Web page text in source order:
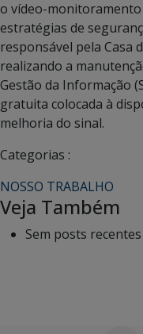
o vídeo-
estratégias de
responsável pela Casa
realizando a
Gestão da Informação
gratuita colocada à
melhoria do sinal.
Categorias :
NOSSO TRABALHO
Veja Também
Sem posts